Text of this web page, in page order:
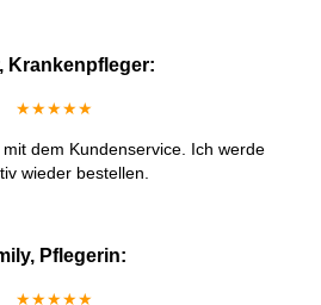
Krankenpfleger:
★★★★★
dem Kundenservice. Ich werde
wieder bestellen.
Pflegerin:
★★★★★